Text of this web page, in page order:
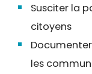
Susciter la
citoyens
les